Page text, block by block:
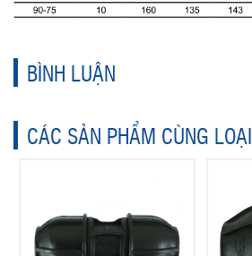
BÌNH LUẬN
CÁC SẢN PHẨM CÙNG LOẠI